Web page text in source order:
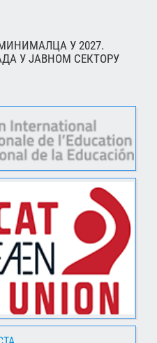
У 2027.
У ЈАВНОМ СЕКТОРУ